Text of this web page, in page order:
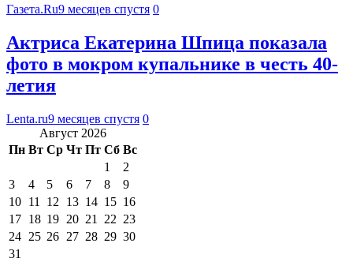
Газета.Ru9 месяцев спустя 0
Актриса Екатерина Шпица показала
фото в мокром купальнике в честь 40-
летия
Lenta.ru9 месяцев спустя 0
Август 2026
Пн Вт Ср Чт Пт Сб Вс
1
2
3
4 5 6 7 8
9
10 11 12 13 14 15 16
17 18 19 20 21 22 23
24 25 26 27 28 29 30
31